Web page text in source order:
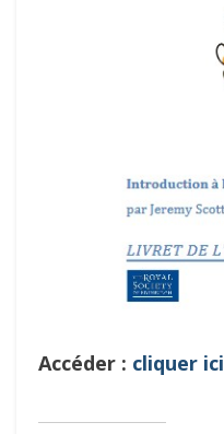
Accéder : cliquer ici